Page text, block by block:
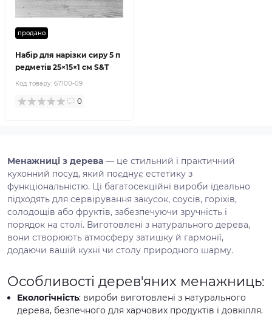
продано
Набір для нарізки сиру 5 п
редметів 25×15×1 см S&T
Код товару: 67100-09
0
Менажниці з дерева — це стильний і практичний
кухонний посуд, який поєднує естетику з
функціональністю. Ці багатосекційні вироби ідеально
підходять для сервірування закусок, соусів, горіхів,
солодощів або фруктів, забезпечуючи зручність і
порядок на столі. Виготовлені з натурального дерева,
вони створюють атмосферу затишку й гармонії,
додаючи вашій кухні чи столу природного шарму.
Особливості дерев'яних менажниць:
Екологічність: вироби виготовлені з натурального
дерева, безпечного для харчових продуктів і довкілля.